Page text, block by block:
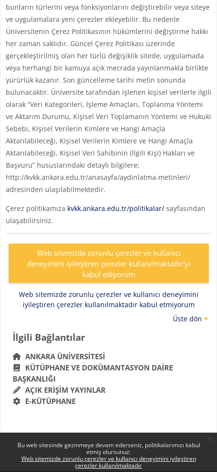
Bu web sitesinde gezinmeye devam ederseniz, politikalarımızı kabul
etmiş olursunuz:
Web sitemizde zorunlu çerezler ve kullanıcı deneyimini iyileştiren
çerezler kullanılmaktadır
bunların türlerini veya fonksiyonlarını değiştirebilir veya siteye
ve uygulamalara yeni çerezler ekleyebilir. Bu nedenle
Üniversitenin Çerez Politikasının hükümlerini değiştirme hakkı
her zaman saklıdır. Güncel Çerez Politikası üzerinde
gerçekleştirilmiş olan her türlü değişiklik sitede, uygulamada
veya herhangi bir kamuya açık mecrada yayınlanmakla birlikte
yürürlük kazanır. Son güncelleme tarihi metin sonunda
bulunacaktır. Üniversite tarafından işlenen kişisel verilerle ilgili
olarak “Veri Kategorileri, İşleme Amaçları, Toplanma Yöntemi
ve Aktarım Durumu, Kişisel Veri Toplamanın Yöntemi ve Hukuki
Sebebi, Kişisel Verilerin Kimlere ve Hangi Amaçla
Aktarılabileceği, Kişisel Verilerin Kimlere ve Hangi Amaçla
Aktarılabileceği, Kişisel Veri Sahibinin (İlgili Kişi) Hakları ve
Başvuru” hususlarındaki detaylı bilgilere;
http://kvkk.ankara.edu.tr/anasayfa/aydinlatma-metinleri/
adresinden ulaşılabilmektedir.
Çerez politikamıza kvkk.ankara.edu.tr/politikalar/sayfasından
ulaşabilirsiniz.
Web sitemizde zorunlu çerezler ve kullanıcı
deneyimini iyileştiren çerezler kullanılmaktadır'yı
kabul ediyorum
Web sitemizde zorunlu çerezler ve kullanıcı deneyimini
iyileştiren çerezler kullanılmaktadır kabul etmiyorum
Üste dön
Bloklar
İlgili Bağlantılar 'yı atla
İlgili Bağlantılar
ANKARA ÜNIVERSITESI
KÜTÜPHANE VE DOKÜMANTASYON DAIRE
BAŞKANLIĞI
AÇIK ERIŞIM YAYINLAR
E-KÜTÜPHANE